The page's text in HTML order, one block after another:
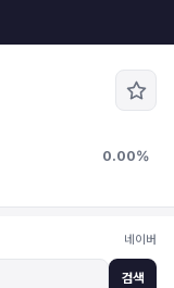
0.00%
네이버
검색